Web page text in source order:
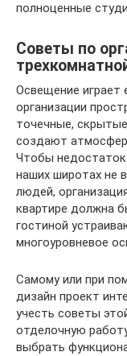
полноценные
Советы по
Освещение играет
организации
точечные,
создают
Чтобы
наших широтах не
людей,
квартире должна
гостиной
многоуровневое
Самому или при
дизайн проект
учесть советы
отделочную
выбрать